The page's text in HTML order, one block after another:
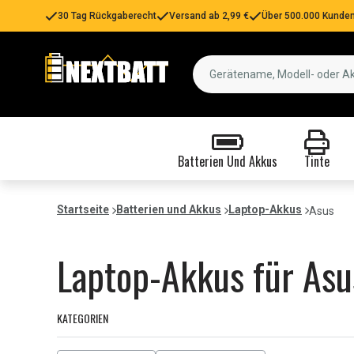
30 Tag Rückgaberecht Versand ab 2,99 € Über 500.000
Batterien Und Akkus Tinte
Startseite Batterien und Akkus Laptop-Akkus Asus
Laptop-Akkus für
KATEGORIEN